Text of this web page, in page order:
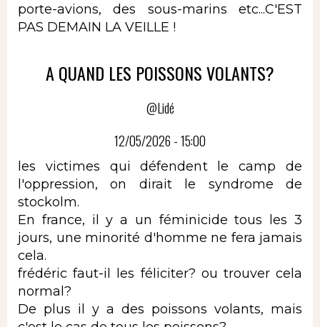
porte-avions, des sous-marins etc...C'EST
PAS DEMAIN LA VEILLE !
A QUAND LES POISSONS VOLANTS?
@Lidé
12/05/2026 - 15:00
les victimes qui défendent le camp de
l'oppression, on dirait le syndrome de
stockolm.
En france, il y a un féminicide tous les 3
jours, une minorité d'homme ne fera jamais
cela.
frédéric faut-il les féliciter? ou trouver cela
normal?
De plus il y a des poissons volants, mais